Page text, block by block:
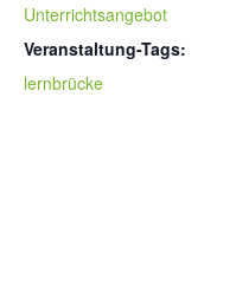
Unterrichtsangebot
Veranstaltung-Tags:
lernbrücke